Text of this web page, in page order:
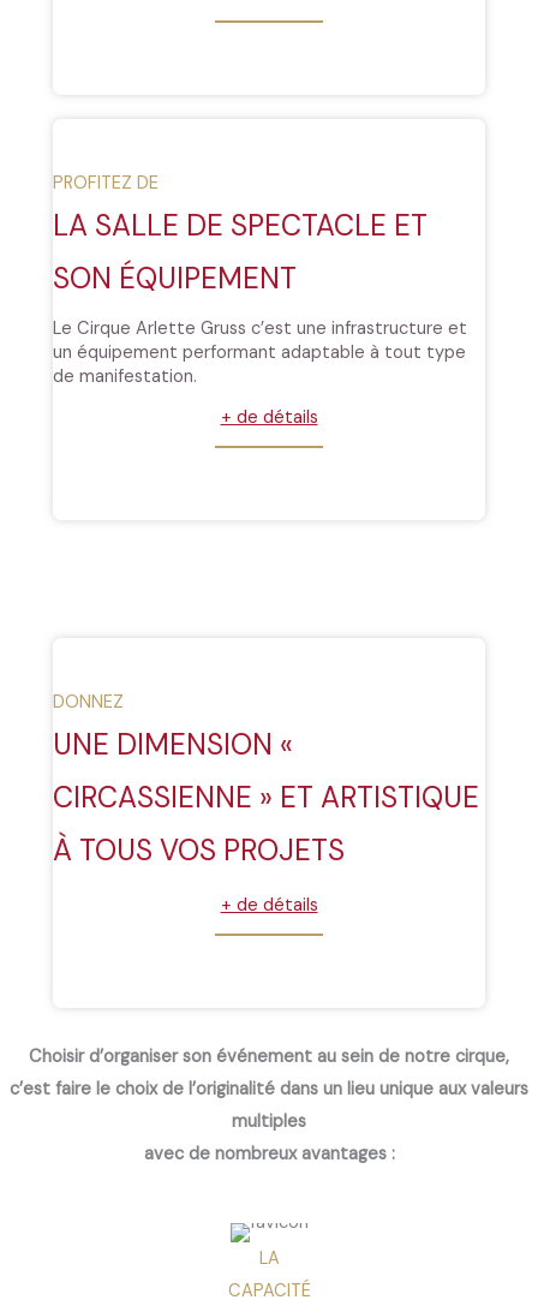
PROFITEZ DE
LA SALLE DE SPECTACLE ET
SON ÉQUIPEMENT
Le Cirque Arlette Gruss c’est une infrastructure et
un équipement performant adaptable à tout type
de manifestation.
+ de détails
DONNEZ
UNE DIMENSION «
CIRCASSIENNE » ET ARTISTIQUE
À TOUS VOS PROJETS
+ de détails
Choisir d’organiser son événement au sein de notre cirque,
c’est faire le choix de l’originalité dans un lieu unique aux valeurs
multiples
avec de nombreux avantages :
LA
CAPACITÉ